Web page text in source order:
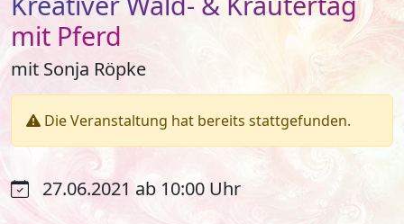
mit Pferd
mit Sonja Röpke
Die Veranstaltung hat bereits stattgefunden.
27.06.2021 ab 10:00 Uhr